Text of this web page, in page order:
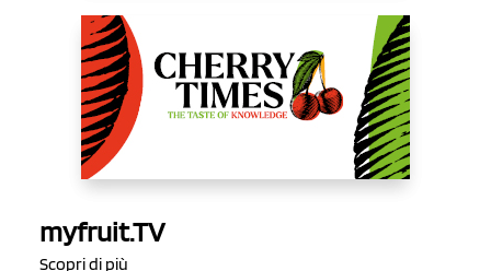
myfruit.TV
Scopri di più